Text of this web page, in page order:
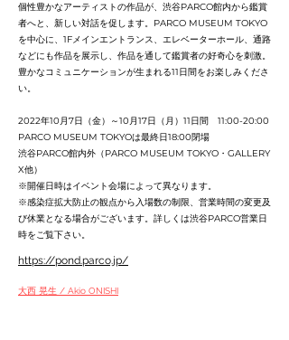
個性豊かなアーティストの作品が、渋谷PARCO館内から鑑賞
者へと、新しい対話を促します。PARCO MUSEUM TOKYO
を中心に、1Fメインエントランス、エレベーターホール、通路
などにも作品を展示し、作品を通して鑑賞者の好奇心を刺激。
豊かなコミュニケーションが生まれる11日間をお楽しみくださ
い。
2022年10月7日（金）～10月17日（月）11日間 11:00-20:00
PARCO MUSEUM TOKYOは最終日18:00閉場
渋谷PARCO館内外（PARCO MUSEUM TOKYO・GALLERY
X他）
※開催日時はイベント会場によって異なります。
※感染症拡大防止の観点から入場数の制限、営業時間の変更及
び休業となる場合がございます。詳しくは渋谷PARCO営業日
時をご覧下さい。
https://pond.parco.jp/
大西 晃生 / Akio ONISHI